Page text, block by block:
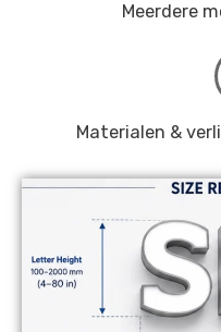
Meerdere
Materialen &